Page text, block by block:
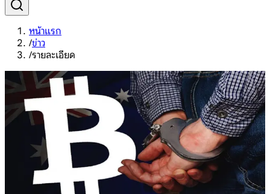
หน้าแรก
/ข่าว
/รายละเอียด